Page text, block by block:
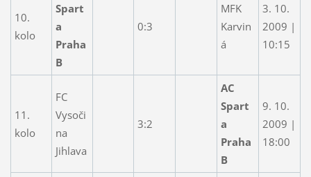
10.
kolo
Spart
a
Praha
B
0:3
MFK
Karvin
á
3. 10.
2009 |
10:15
11.
kolo
FC
Vysoči
na
Jihlava
3:2
AC
Spart
a
Praha
B
9. 10.
2009 |
18:00